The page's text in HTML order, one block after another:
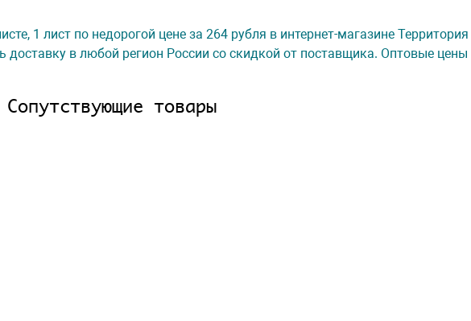
1 лист по недорогой цене за 264 рубля в интернет-магазине Территория
доставку в любой регион России со скидкой от поставщика. Оптовые цены
Сопутствующие товары